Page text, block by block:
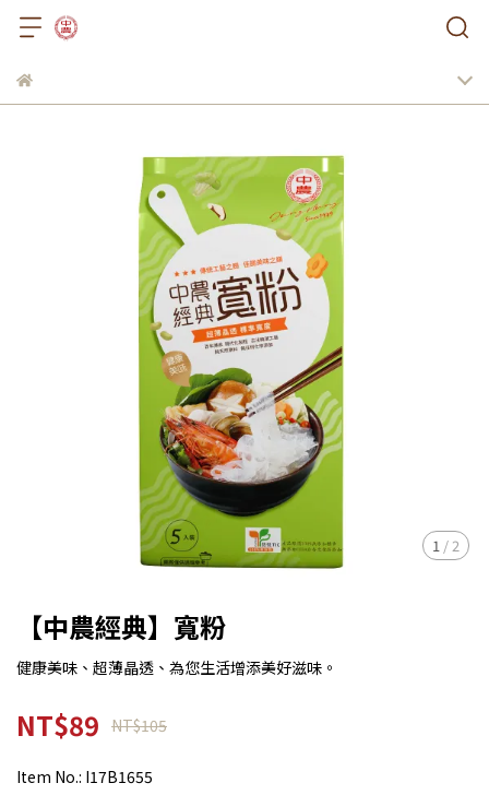
1 / 2
【中農經典】寬粉
健康美味、超薄晶透、為您生活增添美好滋味。
NT$89 NT$105
Item No.: I17B1655